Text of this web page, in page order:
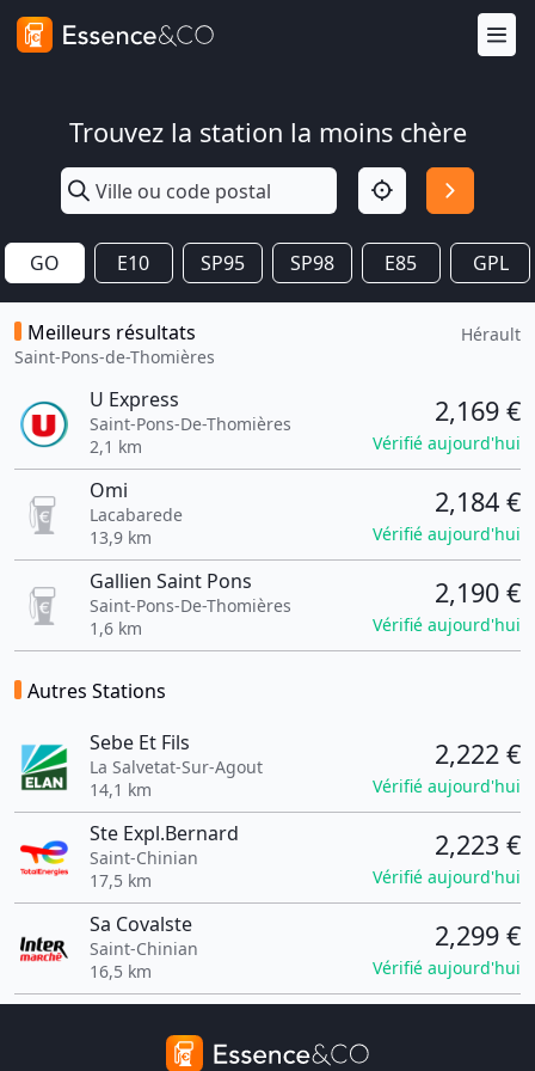
Trouvez la station la moins chère
GO E10 SP95 SP98 E85 GPL
Meilleurs résultats
Saint-Pons-de-Thomières
Hérault
U Express
Saint-Pons-De-Thomières
2,1 km
2,169 €
Vérifié aujourd'hui
Omi
Lacabarede
13,9 km
2,184 €
Vérifié aujourd'hui
Gallien Saint Pons
Saint-Pons-De-Thomières
1,6 km
2,190 €
Vérifié aujourd'hui
Autres Stations
Sebe Et Fils
La Salvetat-Sur-Agout
14,1 km
2,222 €
Vérifié aujourd'hui
Ste Expl.Bernard
Saint-Chinian
17,5 km
2,223 €
Vérifié aujourd'hui
Sa Covalste
Saint-Chinian
16,5 km
2,299 €
Vérifié aujourd'hui